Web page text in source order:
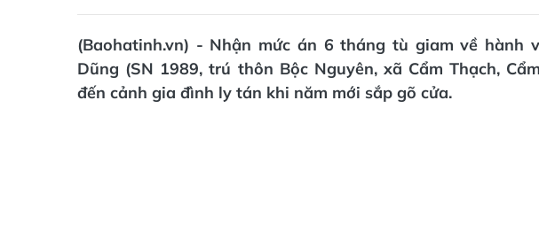
(Baohatinh.vn) - Nhận mức án 6 tháng tù giam về hành
Dũng (SN 1989, trú thôn Bộc Nguyên, xã Cẩm Thạch,
đến cảnh gia đình ly tán khi năm mới sắp gõ cửa.